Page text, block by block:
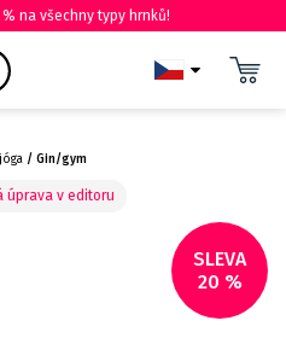
na všechny typy hrnků!
Gin/gym
SLEVA
20 %